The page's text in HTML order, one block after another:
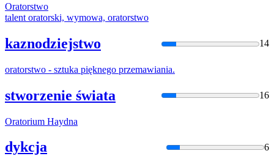
Oratorstwo
talent oratorski, wymowa, oratorstwo
kaznodziejstwo 14
oratorstwo - sztuka pięknego przemawiania.
stworzenie świata 16
Oratorium Haydna
dykcja 6